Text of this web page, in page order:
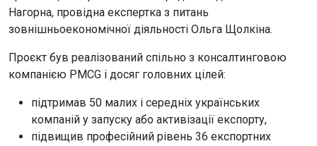
Нагорна, провідна експертка з питань
зовнішньоекономічної діяльності Ольга Щолкіна.
Проєкт був реалізований спільно з консалтинговою
компанією PMCG і досяг головних цілей:
підтримав 50 малих і середніх українських
компаній у запуску або активізації експорту,
підвищив професійний рівень 36 експортних